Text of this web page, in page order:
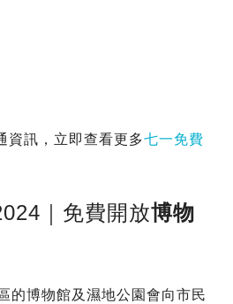
資訊，立即查看更多七一免費
｜免費開放博物
的博物館及濕地公園會向市民